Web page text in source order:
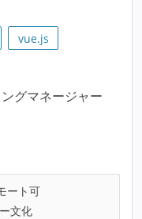
vue.js
グマネージャー
ート可
文化